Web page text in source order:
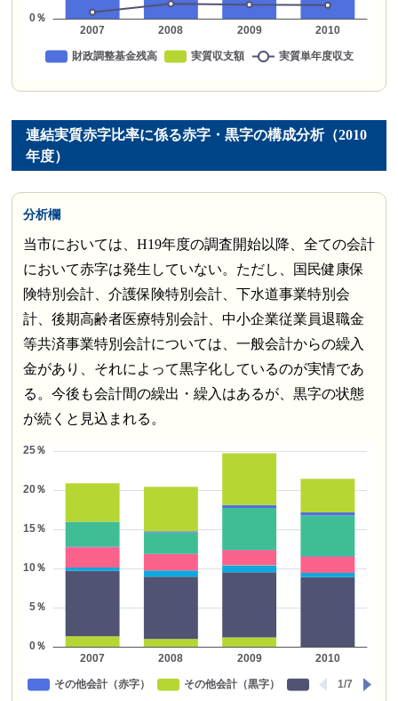
連結実質赤字比率に係る赤字・黒字の構成分析（2010
年度）
分析欄
当市においては、H19年度の調査開始以降、全ての会計
において赤字は発生していない。ただし、国民健康保
険特別会計、介護保険特別会計、下水道事業特別会
計、後期高齢者医療特別会計、中小企業従業員退職金
等共済事業特別会計については、一般会計からの繰入
金があり、それによって黒字化しているのが実情であ
る。今後も会計間の繰出・繰入はあるが、黒字の状態
が続くと見込まれる。